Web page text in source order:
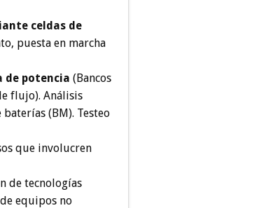
celdas de
puesta en marcha
de potencia (Bancos
flujo). Análisis
baterías (BM). Testeo
que involucren
de tecnologías
equipos no